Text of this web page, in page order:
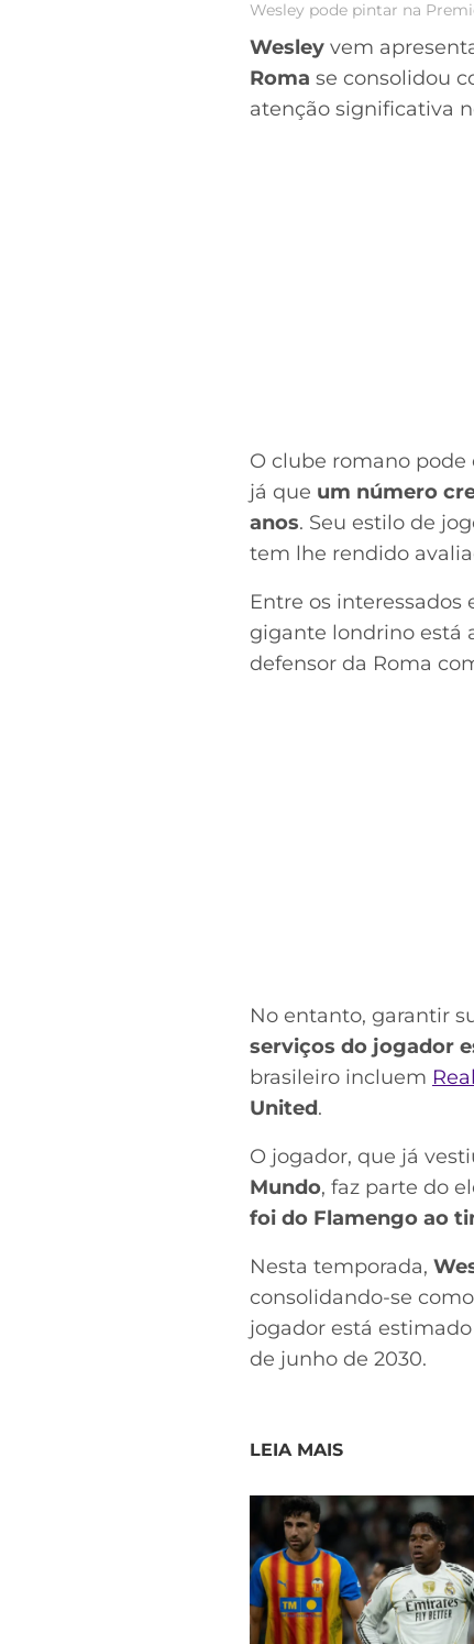
Wesley pode pintar na
Wesley vem
Roma se consolidou
atenção significativa
O clube romano
já que um número
anos. Seu estilo de
tem lhe rendido
Entre os interessados
gigante londrino está
defensor da Roma
No entanto, garantir
serviços do jogador
brasileiro incluem
United.
O jogador, que já
Mundo, faz parte do
foi do Flamengo ao
Nesta temporada,
consolidando-se
jogador está
de junho de 2030.
LEIA MAIS